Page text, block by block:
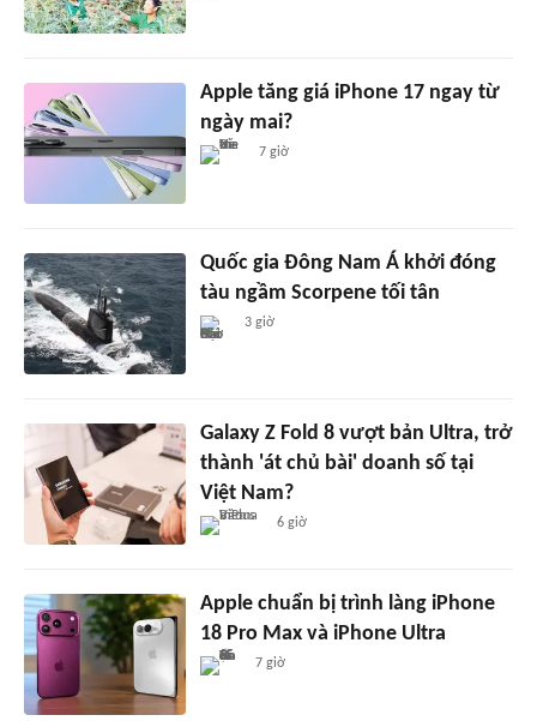
Apple tăng giá iPhone 17 ngay từ
ngày mai?
7 giờ
Quốc gia Đông Nam Á khởi đóng
tàu ngầm Scorpene tối tân
3 giờ
Galaxy Z Fold 8 vượt bản Ultra, trở
thành 'át chủ bài' doanh số tại
Việt Nam?
6 giờ
Apple chuẩn bị trình làng iPhone
18 Pro Max và iPhone Ultra
7 giờ